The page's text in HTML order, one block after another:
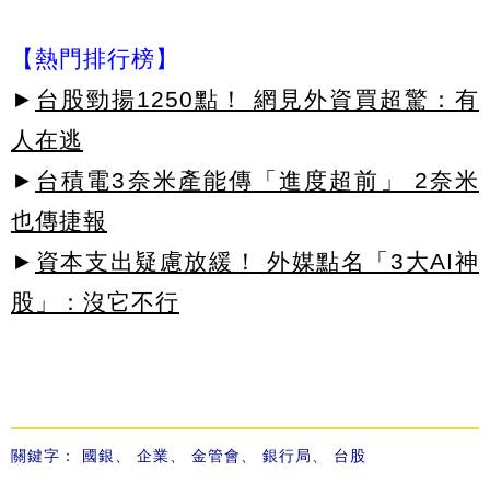
【熱門排行榜】
► 台股勁揚1250點！ 網見外資買超驚：有
人在逃
► 台積電3奈米產能傳「進度超前」 2奈米
也傳捷報
► 資本支出疑慮放緩！ 外媒點名「3大AI神
股」：沒它不行
關鍵字： 國銀、 企業、 金管會、 銀行局、 台股